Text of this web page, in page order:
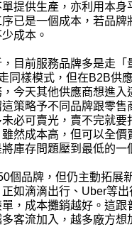
提供生產，亦利用本
已是一個成本，若品
成本。
，目前服務品牌多是走
同樣模式，但在B2B供
今天其他供應商想進
策略予不同品牌跟零
必可賣光，賣不完就
然成本高，但可以全
庫存問題壓到最低的一
個品牌，但仍主動拓展
如滴滴出行、Uber等
單，成本攤銷越好。這
客流加入，越多廠方